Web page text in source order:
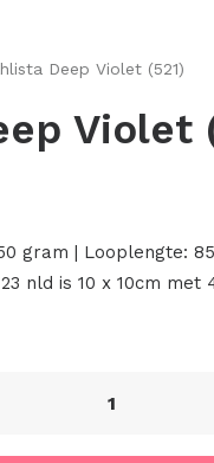
Deep Violet (521)
Violet
gram | Looplengte:
nld is 10 x 10cm met